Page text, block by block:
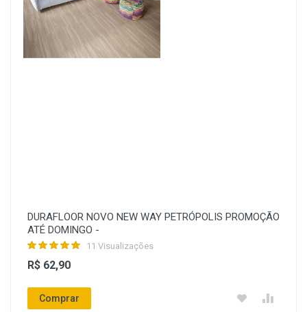
DURAFLOOR NOVO NEW WAY PETRÓPOLIS PROMOÇÃO
ATÉ DOMINGO -
11 Visualizações
R$ 62,90
Comprar